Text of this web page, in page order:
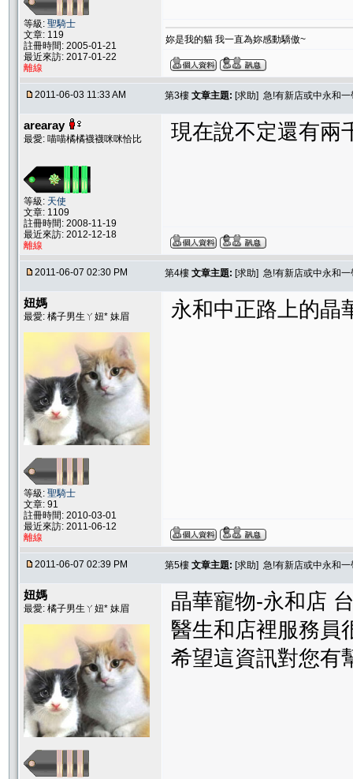
等級: 聖騎士
文章: 119
註冊時間: 2005-01-21
最近來訪: 2017-01-22
離線
妳是我的貓 我一直為妳感動驕傲~
2011-06-03 11:33 AM 第3樓 文章主題: [求助] 急!有新店或中永和
arearay
最愛: 喵喵橘橘襪襪咪咪恰比
等級: 天使
文章: 1109
註冊時間: 2008-11-19
最近來訪: 2012-12-18
離線
現在說不定還有兩
2011-06-07 02:30 PM 第4樓 文章主題: [求助] 急!有新店或中永和
妞媽
最愛: 橘子男生ㄚ妞* 妹眉
等級: 聖騎士
文章: 91
註冊時間: 2010-03-01
最近來訪: 2011-06-12
離線
永和中正路上的晶
2011-06-07 02:39 PM 第5樓 文章主題: [求助] 急!有新店或中永和
妞媽
最愛: 橘子男生ㄚ妞* 妹眉
晶華寵物-永和店
醫生和店裡服務員
希望這資訊對您有